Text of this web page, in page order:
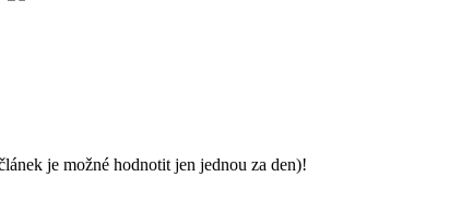
je možné hodnotit jen jednou za den)!